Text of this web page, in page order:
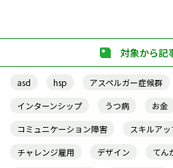
対象から記
asd hsp アスペルガー症候群
インターンシップ
うつ病 お金
コミュニケーション障害
スキルア
チャレンジ雇用
デザイン てん